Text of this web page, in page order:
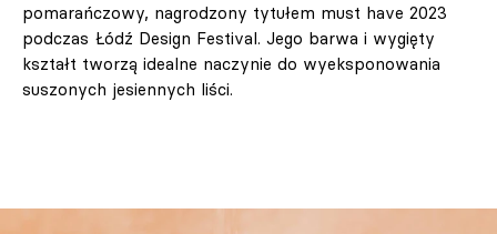
pomarańczowy, nagrodzony tytułem must have 2023
podczas Łódź Design Festival. Jego barwa i wygięty
kształt tworzą idealne naczynie do wyeksponowania
suszonych jesiennych liści.